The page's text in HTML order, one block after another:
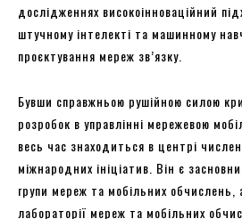
дослідженнях високоінноваційний
штучному інтелекті та машинному
проєктування мереж зв’язку.
Бувши справжньою рушійною силою
розробок в управлінні мережевою
весь час знаходиться в центрі
міжнародних ініціатив. Він є
групи мереж та мобільних
лабораторії мереж та мобільних